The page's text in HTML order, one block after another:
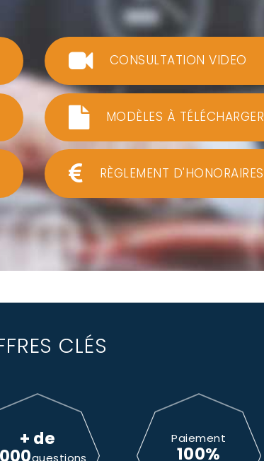
CONSULTATION VIDEO
MODÈLES À TÉLÉCHARGER
RÈGLEMENT D'HONORAIRES
CLÉS
+ de
questions
Paiement
100%